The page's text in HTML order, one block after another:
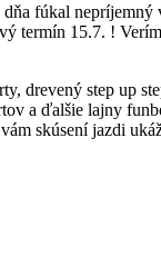
fúkal nepríjemný
termín 15.7. !
drevený step up
a ďalšie lajny
skúsení jazdi